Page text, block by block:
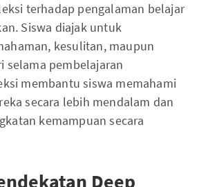
terhadap pengalaman belajar
Siswa diajak untuk
kesulitan, maupun
selama pembelajaran
membantu siswa memahami
secara lebih mendalam dan
kemampuan secara
Deep